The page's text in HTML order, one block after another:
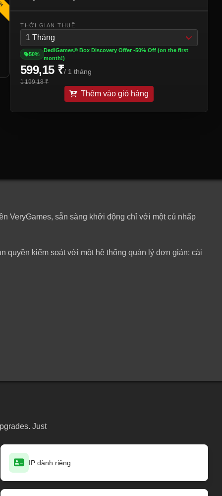
THỜI GIAN THUÊ
1 Tháng
50%
DediGames® Box Discovery Offer -50% Off (on the first
month!)
599,15 ₹/ 1 tháng
1 199,18 ₹
Thêm vào giỏ hàng
VeryGames, sẵn sàng khởi động chỉ với một cú nhấp
quyền kiểm soát với một hệ thống quản lý đơn giản: cài
Just
IP dành riêng